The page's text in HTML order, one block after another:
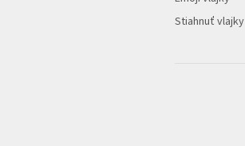
Stiahnuť vlajky